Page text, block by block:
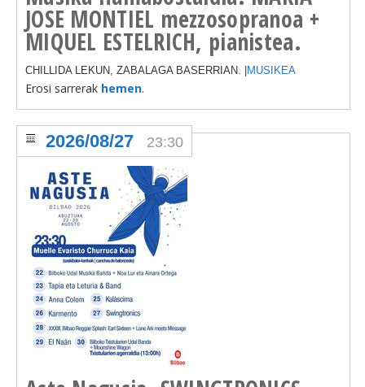
JOSE MONTIEL mezzosopranoa +
MIQUEL ESTELRICH, pianistea.
CHILLIDA LEKUN, ZABALAGA BASERRIAN. | MUSIKEA
Erosi sarrerak hemen.
2026/08/27 23:30